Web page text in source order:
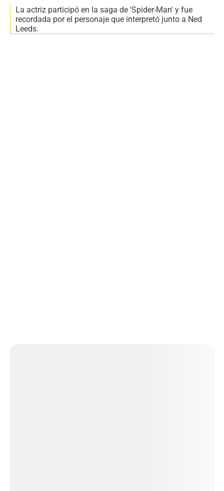
La actriz participó en la saga de 'Spider-Man' y fue
recordada por el personaje que interpretó junto a Ned
Leeds.